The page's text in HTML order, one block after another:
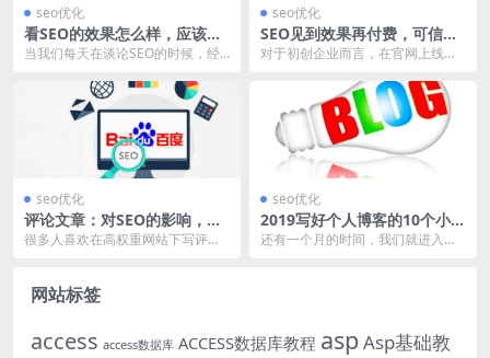
seo优化
看SEO的效果怎么样，应该从
哪几个角度！
当我们每天在谈论SEO的时候，经
略，很少聊到专家怎样...
seo优化
SEO见到效果再付费，可信
吗？
对于初创企业而言，在官网上线的
队，由于经费有限，...
seo优化
评论文章：对SEO的影响，以
及应用技巧！
很多人喜欢在高权重网站下写评论
seo优化
2019写好个人博客的10个小技
巧！
还有一个月的时间，我们就进入了2
网站标签
access access数据库 ACCESS数据库教程 asp Asp基础教